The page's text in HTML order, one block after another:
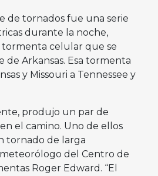
de tornados fue una serie
durante la noche,
celular que se
de Arkansas. Esa tormenta
y Missouri a Tennessee y
produjo un par de
el camino. Uno de ellos
tornado de larga
del Centro de
Roger Edward. “El